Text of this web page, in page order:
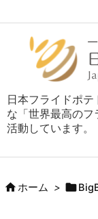
日本フライドポ
な「世界最高の
活動しています。
ホーム > 